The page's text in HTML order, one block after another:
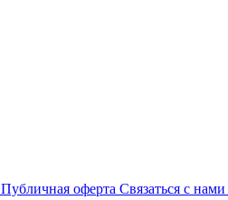
Публичная оферта Связаться с нами